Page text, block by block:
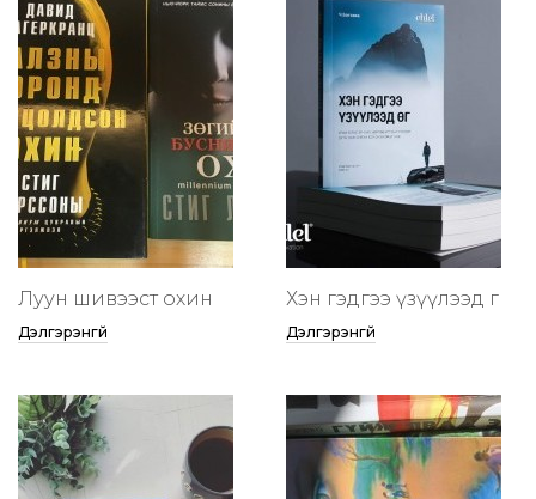
Луун шивээст охин
Дэлгэрэнгүй
Хэн гэдгээ үзүүлээд өг
Дэлгэрэнгүй